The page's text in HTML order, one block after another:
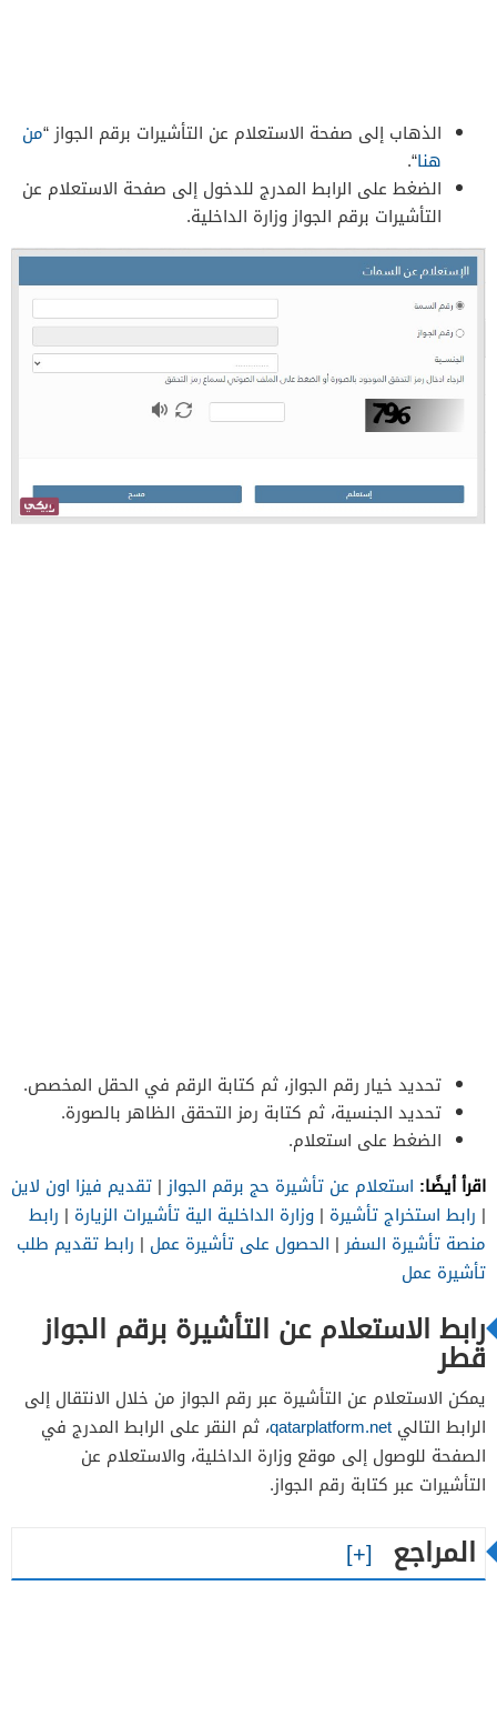
الذهاب إلى صفحة الاستعلام عن التأشيرات برقم الجواز “من
هنا“.
الضغط على الرابط المدرج للدخول إلى صفحة الاستعلام عن
التأشيرات برقم الجواز وزارة الداخلية.
تحديد خيار رقم الجواز، ثم كتابة الرقم في الحقل المخصص.
تحديد الجنسية، ثم كتابة رمز التحقق الظاهر بالصورة.
الضغط على استعلام.
اقرأ أيضًا: استعلام عن تأشيرة حج برقم الجواز | تقديم فيزا اون لاين
| رابط استخراج تأشيرة | وزارة الداخلية الية تأشيرات الزيارة | رابط
منصة تأشيرة السفر | الحصول على تأشيرة عمل | رابط تقديم طلب
تأشيرة عمل
رابط الاستعلام عن التأشيرة برقم الجواز
قطر
يمكن الاستعلام عن التأشيرة عبر رقم الجواز من خلال الانتقال إلى
الرابط التالي qatarplatform.net، ثم النقر على الرابط المدرج في
الصفحة للوصول إلى موقع وزارة الداخلية، والاستعلام عن
التأشيرات عبر كتابة رقم الجواز.
المراجع